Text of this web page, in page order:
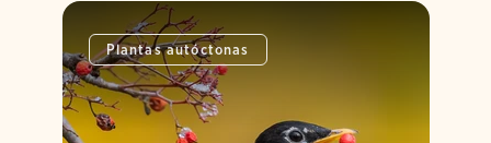
Plantas autóctonas